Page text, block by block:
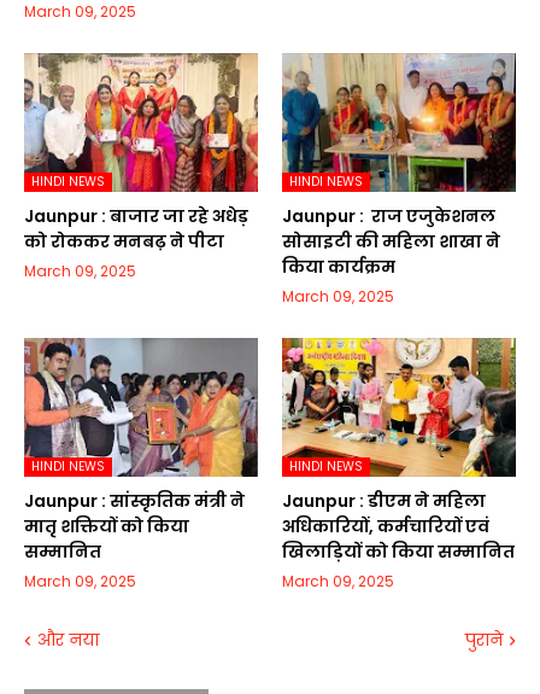
March 09, 2025
HINDI NEWS
Jaunpur :​ बाजार जा रहे अधेड़
को रोककर मनबढ़ ने पीटा
March 09, 2025
HINDI NEWS
Jaunpur : ​ ​राज एजुकेशनल
सोसाइटी की महिला शाखा ने
किया कार्यक्रम
March 09, 2025
HINDI NEWS
Jaunpur :​ सांस्कृतिक मंत्री ने
मातृ शक्तियों को किया
सम्मानित
March 09, 2025
HINDI NEWS
Jaunpur :​ डीएम ने महिला
अधिकारियों, कर्मचारियों एवं
खिलाड़ियों को किया सम्मानित
March 09, 2025
और नया पुराने